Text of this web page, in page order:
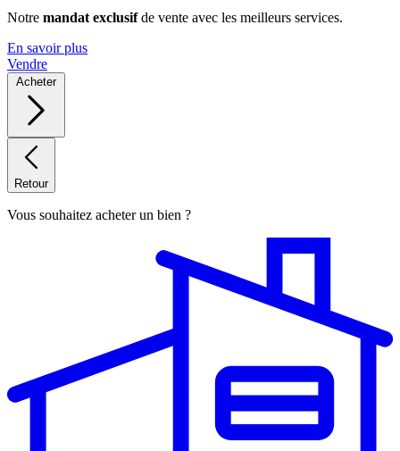
Notre mandat exclusifde vente avec les meilleurs services.
En savoir plus
Vendre
Acheter
Retour
Vous souhaitez acheter un bien ?